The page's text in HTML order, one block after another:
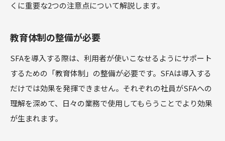
くに重要な2つの注意点について解説します。
教育体制の整備が必要
SFAを導入する際は、利用者が使いこなせるようにサポート
するための「教育体制」の整備が必要です。SFAは導入する
だけでは効果を発揮できません。それぞれの社員がSFAへの
理解を深めて、日々の業務で使用してもらうことでより効果
が生まれます。